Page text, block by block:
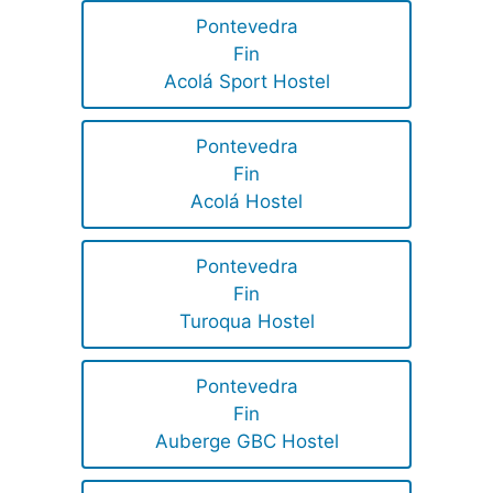
Pontevedra
Fin
Acolá Sport Hostel
Pontevedra
Fin
Acolá Hostel
Pontevedra
Fin
Turoqua Hostel
Pontevedra
Fin
Auberge GBC Hostel